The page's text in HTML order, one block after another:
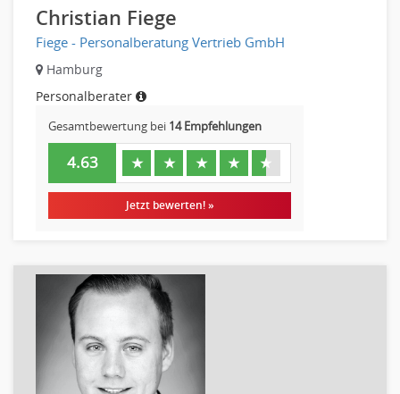
Christian Fiege
Fiege - Personalberatung Vertrieb GmbH
Hamburg
Personalberater
Gesamtbewertung bei 14 Empfehlungen
4.63 ★ ★ ★ ★ ★
Jetzt bewerten! »